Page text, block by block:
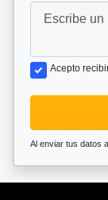
Acepto
Al enviar tus datos